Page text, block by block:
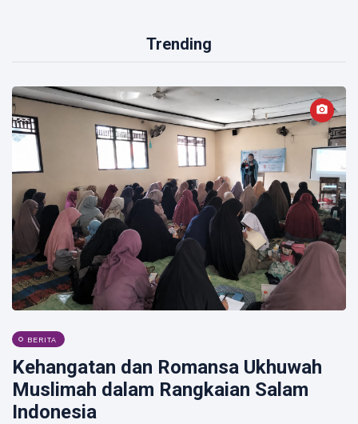
Trending
BERITA
Kehangatan dan Romansa Ukhuwah
Muslimah dalam Rangkaian Salam
Indonesia